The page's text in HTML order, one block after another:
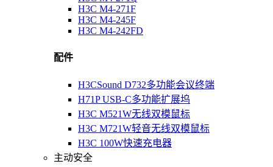
H3C M4-271F
H3C M4-245F
H3C M4-242FD
配件
H3CSound D732多功能会议终端
H71P USB-C多功能扩展坞
H3C M521W无线双模鼠标
H3C M721W轻音无线双模鼠标
H3C 100W快速充电器
主动安全